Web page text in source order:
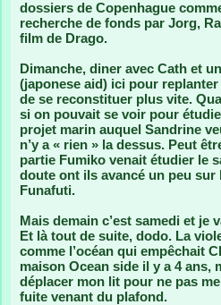
dossiers de Copenhague
recherche de fonds par Jorg,
film de Drago.
Dimanche, diner avec Cath et
(japonese aid) ici pour
de se reconstituer plus vite.
si on pouvait se voir pour
projet marin auquel Sandrine
n’y a « rien » la dessus. Peut
partie Fumiko venait étudier le
doute ont ils avancé un peu sur
Funafuti.
Mais demain c’est samedi et je
Et là tout de suite, dodo. La
comme l’océan qui empêchait
maison Ocean side il y a 4 ans,
déplacer mon lit pour ne pas
fuite venant du plafond.